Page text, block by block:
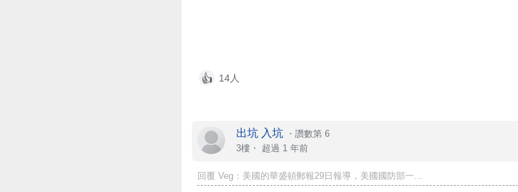
👍 14人
出坑 入坑 ・讚數第 6
3樓・ 超過 1 年前
回覆Veg ：美國的華盛頓郵報29日報導，美國國防部一...